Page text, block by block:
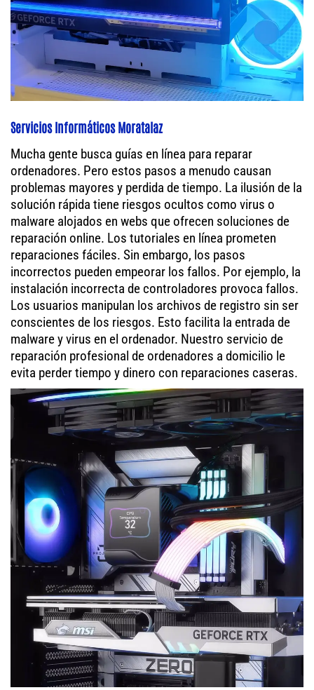
Servicios Informáticos Moratalaz
Mucha gente busca guías en línea para reparar
ordenadores. Pero estos pasos a menudo causan
problemas mayores y perdida de tiempo. La ilusión de la
solución rápida tiene riesgos ocultos como virus o
malware alojados en webs que ofrecen soluciones de
reparación online. Los tutoriales en línea prometen
reparaciones fáciles. Sin embargo, los pasos
incorrectos pueden empeorar los fallos. Por ejemplo, la
instalación incorrecta de controladores provoca fallos.
Los usuarios manipulan los archivos de registro sin ser
conscientes de los riesgos. Esto facilita la entrada de
malware y virus en el ordenador. Nuestro servicio de
reparación profesional de ordenadores a domicilio le
evita perder tiempo y dinero con reparaciones caseras.